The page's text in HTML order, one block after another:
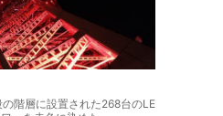
階層に設置された268台のLE